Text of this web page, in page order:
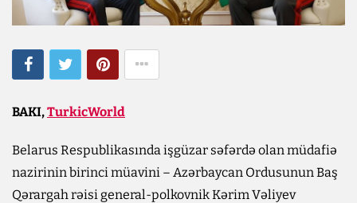
BAKI,TurkicWorld
Belarus Respublikasında işgüzar səfərdə olan müdafiə
nazirinin birinci müavini – Azərbaycan Ordusunun Baş
Qərargah rəisi general-polkovnik Kərim Vəliyev